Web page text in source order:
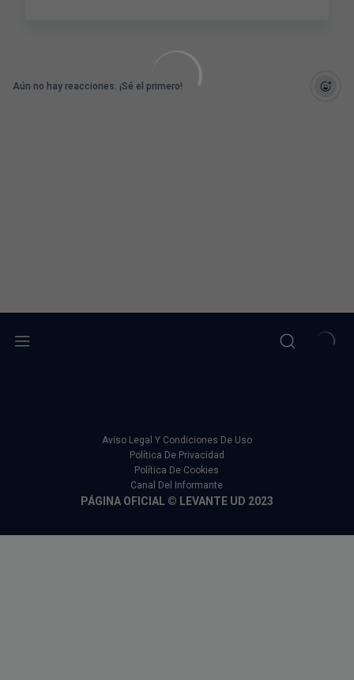
Aún no hay reacciones. ¡Sé el primero!
Aviso Legal Y Condiciones De Uso
Política De Privacidad
Política De Cookies
Canal Del Informante
PÁGINA OFICIAL © LEVANTE UD 2023